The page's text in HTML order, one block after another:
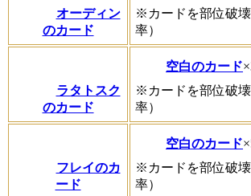
オーディン
のカード
※カードを部位破
率）
ラタトスク
のカード
空白のカード
※カードを部位破
率）
フレイのカ
ード
空白のカード
※カードを部位破
率）